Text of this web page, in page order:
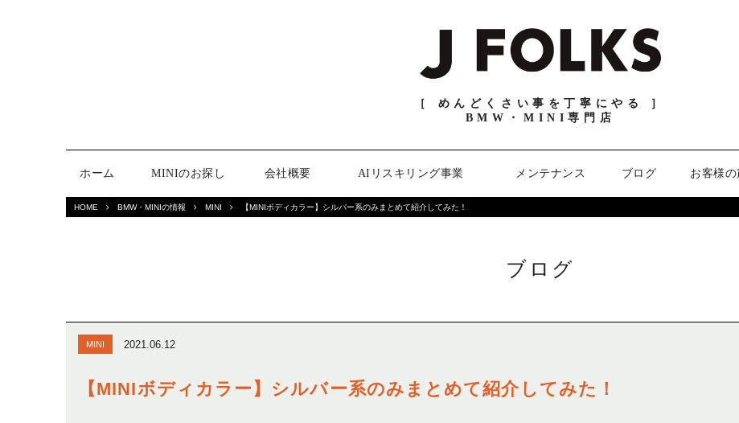
［ めんどくさい事を丁寧にやる ］
BMW・MINI専門店
ホーム MINIのお探し 会社概要 AIリスキリング事業 メンテナンス ブログ お客様の
HOME BMW・MINIの情報 MINI 【MINIボディカラー】シルバー系のみまとめて紹介してみた！
ブログ
MINI 2021.06.12
【MINIボディカラー】シルバー系のみまとめて紹介してみた！